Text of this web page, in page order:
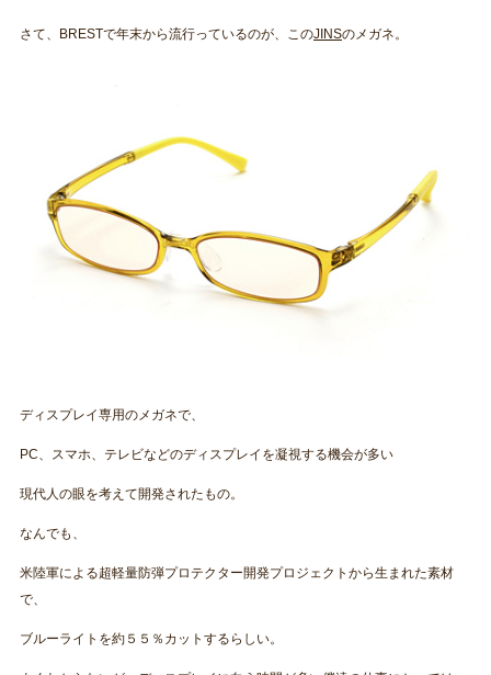
さて、BRESTで年末から流行っているのが、このJINSのメガネ。
ディスプレイ専用のメガネで、
PC、スマホ、テレビなどのディスプレイを凝視する機会が多い
現代人の眼を考えて開発されたもの。
なんでも、
米陸軍による超軽量防弾プロテクター開発プロジェクトから生まれた素材
で、
ブルーライトを約５５％カットするらしい。